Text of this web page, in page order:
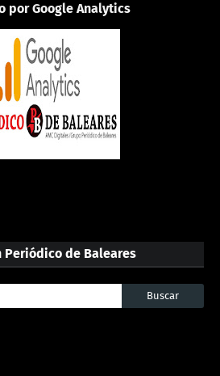
por Google Analytics
Periódico de Baleares